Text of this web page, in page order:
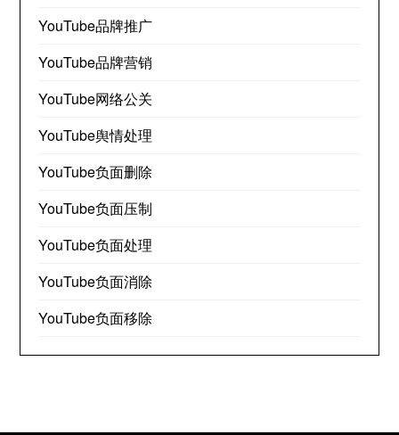
YouTube品牌推广
YouTube品牌营销
YouTube网络公关
YouTube舆情处理
YouTube负面删除
YouTube负面压制
YouTube负面处理
YouTube负面消除
YouTube负面移除